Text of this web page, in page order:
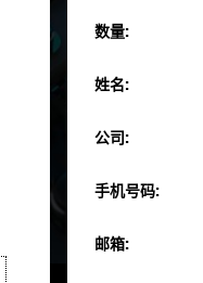
数量:
姓名:
公司:
手机号码:
邮箱: